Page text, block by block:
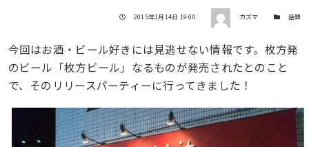
投稿日
2015年1月14日 19:00 著者 カズマ カテゴリー
話題
今回はお酒・ビール好きには見逃せない情報です。枚方発
のビール「枚方ビール」なるものが発売されたとのこと
で、そのリリースパーティーに行ってきました！